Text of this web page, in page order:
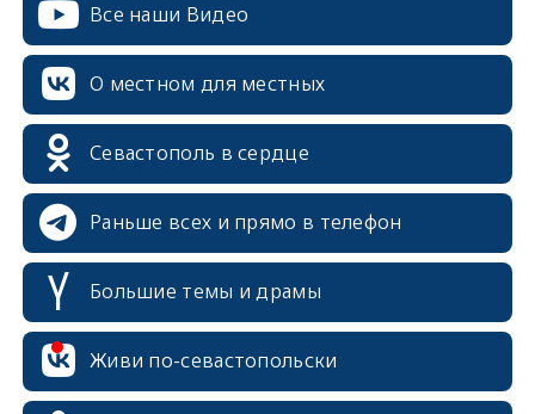
Все наши Видео
О местном для местных
Севастополь в сердце
Раньше всех и прямо в телефон
Большие темы и драмы
Живи по-севастопольски
erid: 2SDnjcrDNw6